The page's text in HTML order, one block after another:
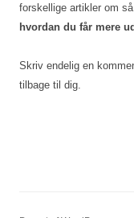
forskellige artikler om
hvordan du får mere
Skriv endelig en
tilbage til dig.